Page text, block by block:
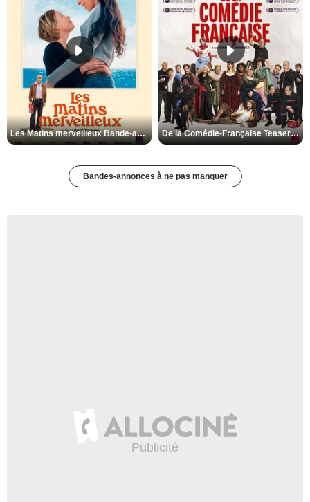
Les Matins merveilleux Bande-annonce VF De la Comédie-Française Teaser VF
Bandes-annonces à ne pas manquer